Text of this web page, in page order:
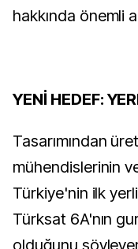
hakkında önemli
YENİ HEDEF:
Tasarımından
mühendislerinin
Türkiye'nin ilk
Türksat 6A'nın
olduğunu